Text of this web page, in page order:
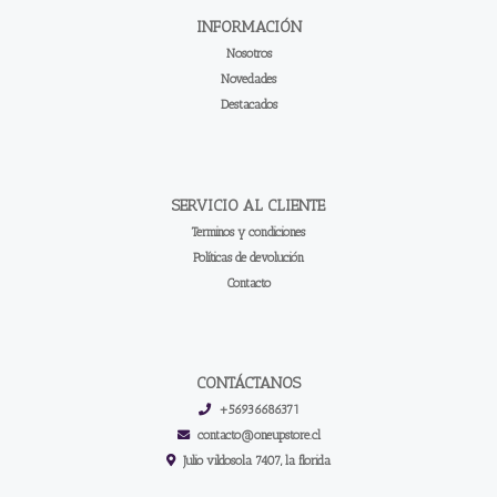
INFORMACIÓN
Nosotros
Novedades
Destacados
SERVICIO AL CLIENTE
Terminos y condiciones
Políticas de devolución
Contacto
CONTÁCTANOS
+56936686371
contacto@oneupstore.cl
Julio vildosola 7407, la florida